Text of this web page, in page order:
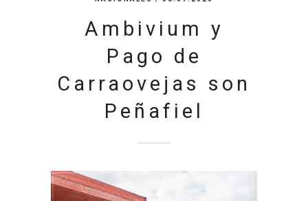
Ambivium y
Pago de
Carraovejas son
Peñafiel